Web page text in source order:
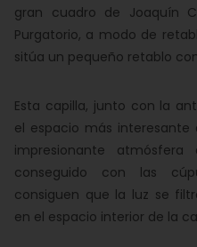
gran cuadro de Joaquín
Purgatorio, a modo de
sitúa un pequeño retablo
Esta capilla, junto con la
el espacio más
impresionante
conseguido con las
consiguen que la luz se
en el espacio interior de la